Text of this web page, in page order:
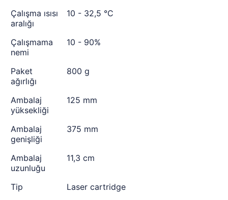
Çalışma ısısı
aralığı
10 - 32,5 °C
Çalışmama
nemi
10 - 90%
Paket
ağırlığı
800 g
Ambalaj
yüksekliği
125 mm
Ambalaj
genişliği
375 mm
Ambalaj
uzunluğu
11,3 cm
Tip
Laser cartridge